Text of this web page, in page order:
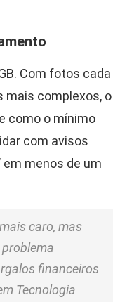
Com fotos cada
mais complexos, o
como o mínimo
com avisos
em menos de um
caro, mas
financeiros
Tecnologia